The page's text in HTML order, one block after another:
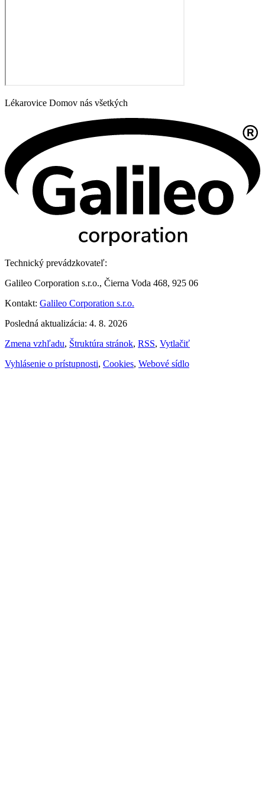
Lékarovice Domov nás všetkých
Technický prevádzkovateľ:
Galileo Corporation s.r.o., Čierna Voda 468, 925 06
Kontakt: Galileo Corporation s.r.o.
Posledná aktualizácia: 4. 8. 2026
Zmena vzhľadu, Štruktúra stránok, RSS, Vytlačiť
Vyhlásenie o prístupnosti, Cookies, Webové sídlo